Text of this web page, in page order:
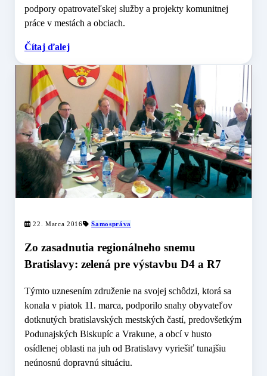
podpory opatrovateľskej služby a projekty komunitnej
práce v mestách a obciach.
Čítaj ďalej
22. Marca 2016 Samospráva
Zo zasadnutia regionálneho snemu
Bratislavy: zelená pre výstavbu D4 a R7
Týmto uznesením združenie na svojej schôdzi, ktorá sa
konala v piatok 11. marca, podporilo snahy obyvateľov
dotknutých bratislavských mestských častí, predovšetkým
Podunajských Biskupíc a Vrakune, a obcí v husto
osídlenej oblasti na juh od Bratislavy vyriešiť tunajšiu
neúnosnú dopravnú situáciu.